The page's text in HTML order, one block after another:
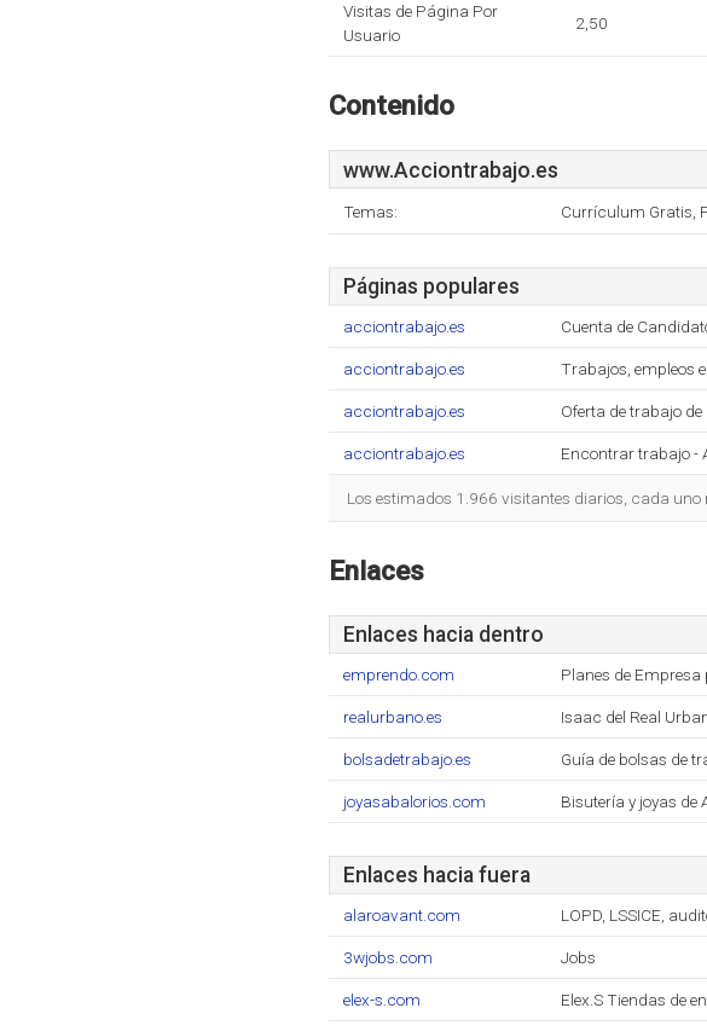
Visitas de Página Por
Usuario
2,50
Contenido
www.Acciontrabajo.es
Temas: Currículum Gratis,
Páginas populares
acciontrabajo.es Cuenta de
acciontrabajo.es Trabajos, empleos
acciontrabajo.es Oferta de trabajo
acciontrabajo.es Encontrar trabajo -
Los estimados 1.966 visitantes diarios, cada
Enlaces
Enlaces hacia dentro
emprendo.com Planes de
realurbano.es Isaac del Real
bolsadetrabajo.es Guía de bolsas de
joyasabalorios.com Bisutería y joyas
Enlaces hacia fuera
alaroavant.com LOPD, LSSICE,
3wjobs.com Jobs
elex-s.com Elex.S Tiendas de